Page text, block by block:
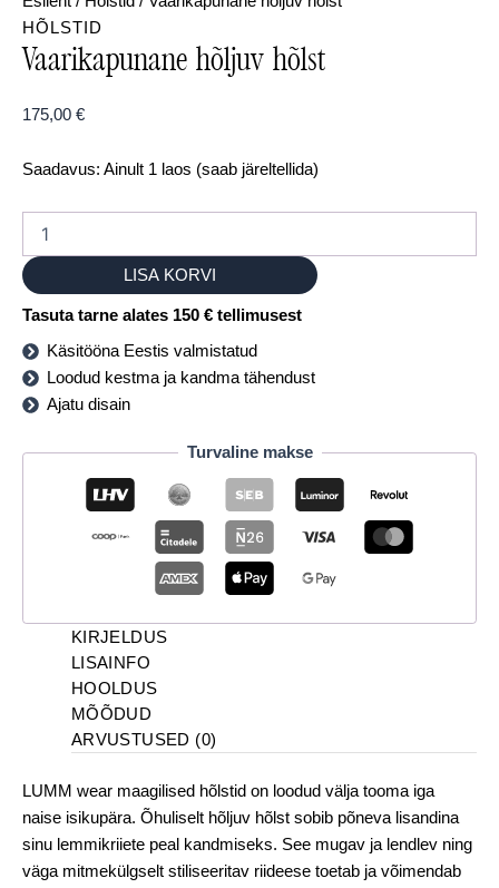
HÕLSTID
Vaarikapunane hõljuv hõlst
175,00 €
Saadavus: Ainult 1 laos (saab järeltellida)
LISA KORVI
Tasuta tarne alates 150 € tellimusest
Käsitööna Eestis valmistatud
Loodud kestma ja kandma tähendust
Ajatu disain
Turvaline makse
KIRJELDUS
LISAINFO
HOOLDUS
MÕÕDUD
ARVUSTUSED (0)
LUMM wear maagilised hõlstid on loodud välja tooma iga
naise isikupära. Õhuliselt hõljuv hõlst sobib põneva lisandina
sinu lemmikriiete peal kandmiseks. See mugav ja lendlev ning
väga mitmekülgselt stiliseeritav riideese toetab ja võimendab